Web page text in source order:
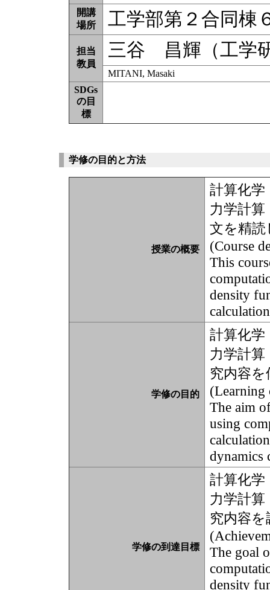
開講
場所
工学部第２合同棟
担当
教員
三谷 昌輝（工学
MITANI, Masaki
SDGs
の目
標
学修の目的と方法
授業の概要
計算化学
力学計
文を精
(Course
This
density
学修の目的
計算化学
力学計
究内容
(Learning
The aim
using
dynamics
学修の到達目標
計算化学
力学計
究内容
The goal
density